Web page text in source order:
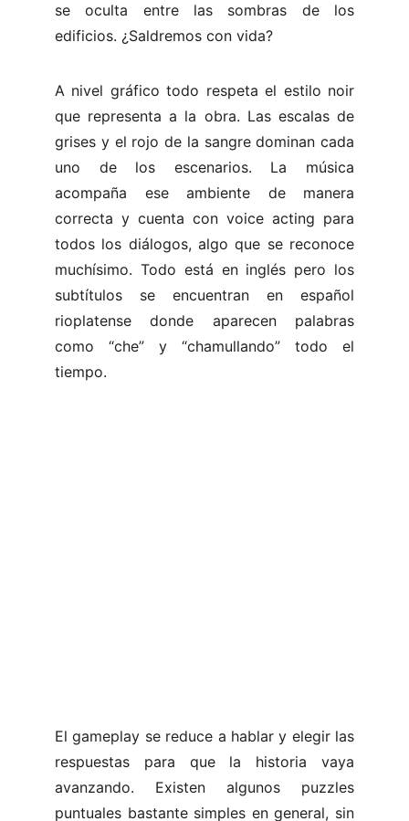
se oculta entre las sombras de los
edificios. ¿Saldremos con vida?
A nivel gráfico todo respeta el estilo noir
que representa a la obra. Las escalas de
grises y el rojo de la sangre dominan cada
uno de los escenarios. La música
acompaña ese ambiente de manera
correcta y cuenta con voice acting para
todos los diálogos, algo que se reconoce
muchísimo. Todo está en inglés pero los
subtítulos se encuentran en español
rioplatense donde aparecen palabras
como “che” y “chamullando” todo el
tiempo.
El gameplay se reduce a hablar y elegir las
respuestas para que la historia vaya
avanzando. Existen algunos puzzles
puntuales bastante simples en general, sin